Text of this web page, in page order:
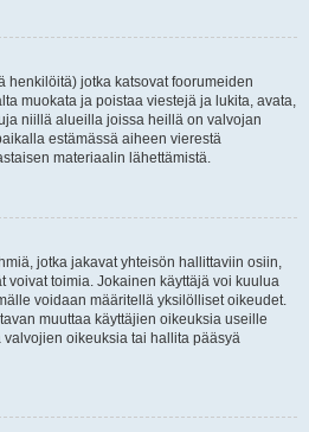
henkilöitä) jotka katsovat foorumeiden
muokata ja poistaa viestejä ja lukita, avata,
niillä alueilla joissa heillä on valvojan
estämässä aiheen vierestä
materiaalin lähettämistä.
jotka jakavat yhteisön hallittaviin osiin,
voivat toimia. Jokainen käyttäjä voi kuulua
voidaan määritellä yksilölliset oikeudet.
muuttaa käyttäjien oikeuksia useille
oikeuksia tai hallita pääsyä